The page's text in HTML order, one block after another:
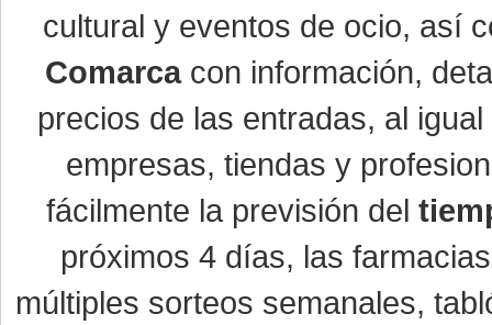
cultural y eventos de ocio, así
Comarcacon información,
precios de las entradas, al
empresas, tiendas y
fácilmente la previsión del
próximos 4 días, las
múltiples sorteos semanales,